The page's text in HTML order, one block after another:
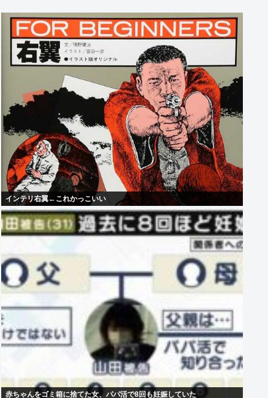
インテリ右翼←これかっこいい
赤ちゃんをゴミ箱に捨てた女、パパ活で8回も妊娠していた